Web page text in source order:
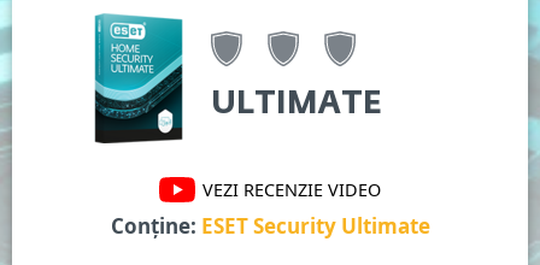
ULTIMATE
VEZI RECENZIE VIDEO
Conține: ESET Security Ultimate